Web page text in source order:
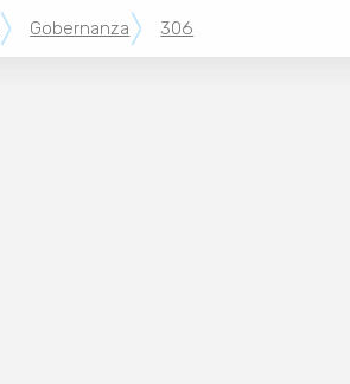
Gobernanza 306